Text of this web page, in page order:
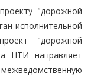
"дорожной
исполнительной
"дорожной
НТИ направляет